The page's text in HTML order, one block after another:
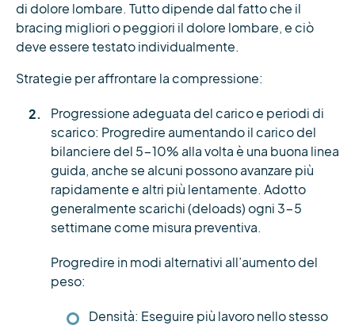
di dolore lombare. Tutto dipende dal fatto che il
bracing migliori o peggiori il dolore lombare, e ciò
deve essere testato individualmente.
Strategie per affrontare la compressione:
Progressione adeguata del carico e periodi di
scarico: Progredire aumentando il carico del
bilanciere del 5-10% alla volta è una buona linea
guida, anche se alcuni possono avanzare più
rapidamente e altri più lentamente. Adotto
generalmente scarichi (deloads) ogni 3-5
settimane come misura preventiva.
Progredire in modi alternativi all’aumento del
peso:
Densità: Eseguire più lavoro nello stesso